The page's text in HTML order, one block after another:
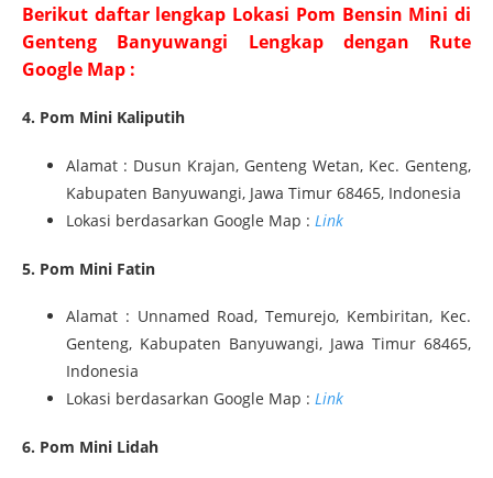
Berikut daftar lengkap Lokasi Pom Bensin Mini di
Genteng Banyuwangi Lengkap dengan Rute
Google Map :
4. Pom Mini Kaliputih
Alamat : Dusun Krajan, Genteng Wetan, Kec. Genteng,
Kabupaten Banyuwangi, Jawa Timur 68465, Indonesia
Lokasi berdasarkan Google Map : Link
5. Pom Mini Fatin
Alamat : Unnamed Road, Temurejo, Kembiritan, Kec.
Genteng, Kabupaten Banyuwangi, Jawa Timur 68465,
Indonesia
Lokasi berdasarkan Google Map : Link
6. Pom Mini Lidah